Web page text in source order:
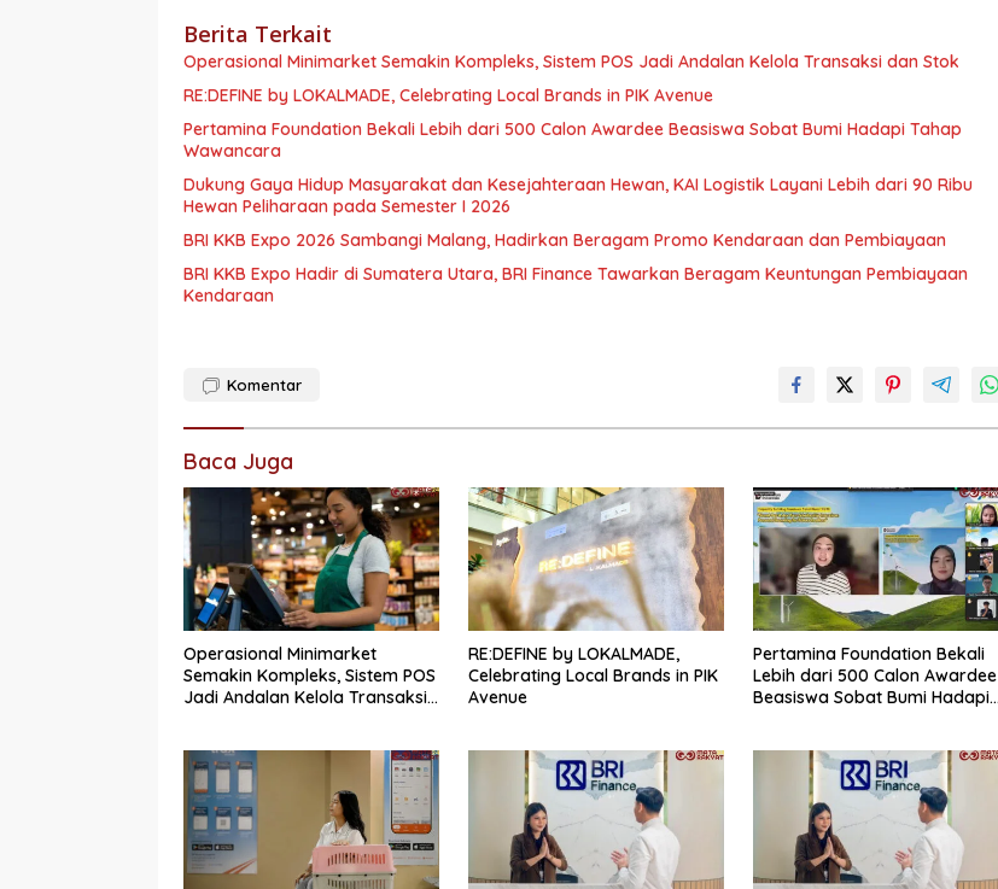
Berita Terkait
Operasional Minimarket Semakin Kompleks, Sistem POS Jadi Andalan Kelola Transaksi dan Stok
RE:DEFINE by LOKALMADE, Celebrating Local Brands in PIK Avenue
Pertamina Foundation Bekali Lebih dari 500 Calon Awardee Beasiswa Sobat Bumi Hadapi Tahap
Wawancara
Dukung Gaya Hidup Masyarakat dan Kesejahteraan Hewan, KAI Logistik Layani Lebih dari 90 Ribu
Hewan Peliharaan pada Semester I 2026
BRI KKB Expo 2026 Sambangi Malang, Hadirkan Beragam Promo Kendaraan dan Pembiayaan
BRI KKB Expo Hadir di Sumatera Utara, BRI Finance Tawarkan Beragam Keuntungan Pembiayaan
Kendaraan
Komentar
Baca Juga
Operasional Minimarket
Semakin Kompleks, Sistem POS
Jadi Andalan Kelola Transaksi
RE:DEFINE by LOKALMADE,
Celebrating Local Brands in PIK
Avenue
Pertamina Foundation Bekali
Lebih dari 500 Calon Awardee
Beasiswa Sobat Bumi Hadapi